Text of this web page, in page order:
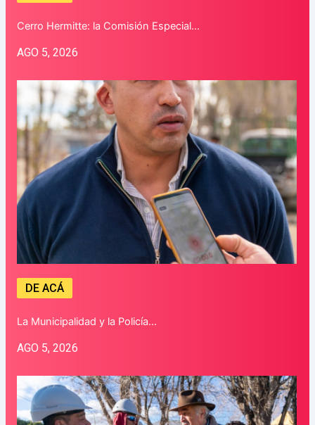
Cerro Hermitte: la Comisión Especial…
AGO 5, 2026
DE ACÁ
La Municipalidad y la Policía…
AGO 5, 2026